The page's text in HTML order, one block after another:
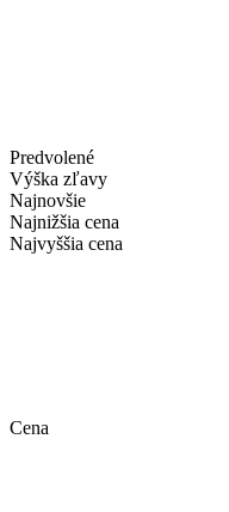
Predvolené
Výška zľavy
Najnovšie
Najnižšia cena
Najvyššia cena
Cena